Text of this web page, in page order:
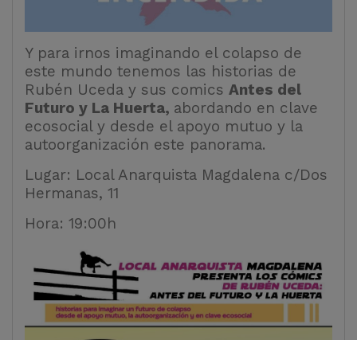
Y para irnos imaginando el colapso de
este mundo tenemos las historias de
Rubén Uceda y sus comics Antes del
Futuro y La Huerta, abordando en clave
ecosocial y desde el apoyo mutuo y la
autoorganización este panorama.
Lugar: Local Anarquista Magdalena c/Dos
Hermanas, 11
Hora: 19:00h